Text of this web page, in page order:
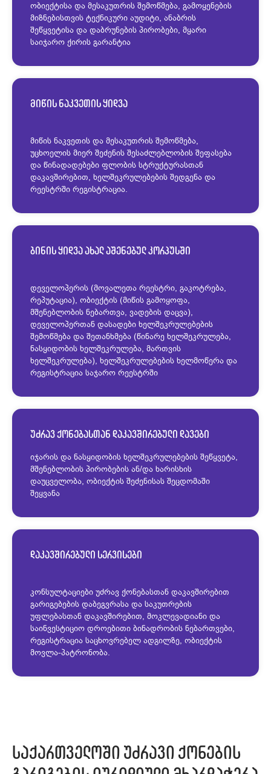
ობიექტისა და მესაკუთრის შემოწმება, გამოყენების
მიზნებისთვის ტექნიკური აუდიტი, ანაბრის
შეწყვეტისა და დაბრუნების პირობები, მყარი
საიჯარო ქირის გარანტია
მიწის ნაკვეთის ყიდვა
მიწის ნაკვეთის და მესაკუთრის შემოწმება,
უცხოელის მიერ შეძენის შესაძლებლობის შეფასება
და წინადადებები ფლობის სტრუქტურასთან
დაკავშირებით, ხელშეკრულებების შედგენა და
რეესტრში რეგისტრაცია.
ბინის ყიდვა ახალ აშენებულ კორპუსში
დეველოპერის (მოვალეთა რეესტრი, გაკოტრება,
რეპუტაცია), ობიექტის (მიწის გამოყოფა,
მშენებლობის ნებართვა, ვადების დაცვა),
დეველოპერთან დასადები ხელშეკრულებების
შემოწმება და შეთანხმება (წინარე ხელშეკრულება,
ნასყიდობის ხელშეკრულება, მართვის
ხელშეკრულება), ხელშეკრულებების ხელმოწერა და
რეგისტრაცია საჯარო რეესტრში
უძრავ ქონებასთან დაკავშირებული დავები
იჯარის და ნასყიდობის ხელშეკრულებების შეწყვეტა,
მშენებლობის პირობების ან/და ხარისხის
დაუცველობა, ობიექტის შეძენისას შეცდომაში
შეყვანა
დაკავშირებული სერვისები
კონსულტაციები უძრავ ქონებასთან დაკავშირებით
გარიგებების დაბეგვრასა და საკუთრების
უფლებასთან დაკავშირებით, მოკლევადიანი და
საინვესტიციო დროებითი ბინადრობის ნებართვები,
რეგისტრაცია საცხოვრებელ ადგილზე, ობიექტის
მოვლა-პატრონობა.
საქართველოში უძრავი ქონების